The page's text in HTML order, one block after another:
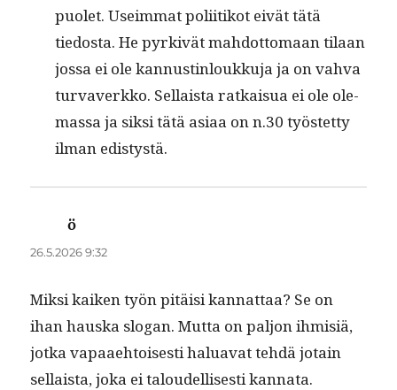
puo­let. Useim­mat poli­itikot eivät tätä
tiedos­ta. He pyrkivät mah­dot­tomaan tilaan
jos­sa ei ole kan­nustin­loukku­ja ja on vah­va
tur­vaverkko. Sel­l­aista ratkaisua ei ole ole­
mas­sa ja sik­si tätä asi­aa on n.30 työstet­ty
ilman edistystä.
ö
26.5.2026 9:32
Mik­si kaiken työn pitäisi kan­nat­taa? Se on
ihan haus­ka slo­gan. Mut­ta on paljon ihmisiä,
jot­ka vapaae­htois­es­ti halu­a­vat tehdä jotain
sel­l­aista, joka ei taloudel­lis­es­ti kan­na­ta.